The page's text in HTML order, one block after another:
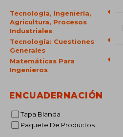
Tecnología, Ingeniería,
Agricultura, Procesos
Industriales
Tecnología: Cuestiones
Generales
Matemáticas Para
Ingenieros
ENCUADERNACIÓN
Tapa Blanda
Paquete De Productos